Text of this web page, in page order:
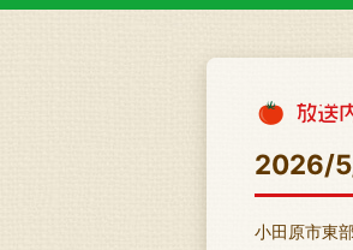
2026/
小田原市東